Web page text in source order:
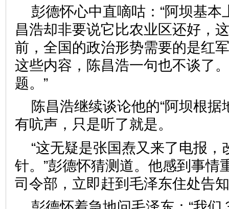
彭德怀心中直嘀咕：“阿坝基本
昌浩却非要说它比农业区还好，
前，全国的政治形势需要的是红
这些内容，陈昌浩一句也不谈了
题。”
陈昌浩继续谈论他的“阿坝根据
有吭声，只是听了就是。
“这无疑是张国焘又来了电报，
针。”彭德怀猜测道。他感到事情
司令部，立即赶到毛泽东住处告